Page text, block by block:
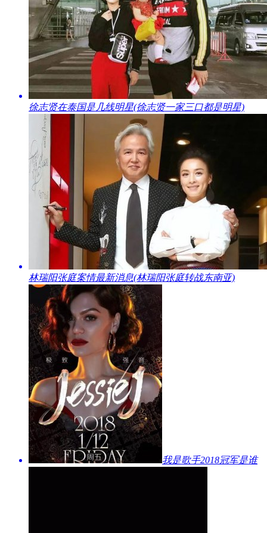
​徐志贤在泰国是几线明星(徐志贤一家三口都是明星)
​林瑞阳张庭案情最新消息(林瑞阳张庭转战东南亚)
​我是歌手2018冠军是谁